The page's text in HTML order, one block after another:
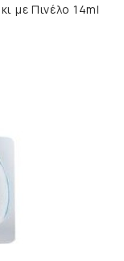
με Πινέλο 14ml